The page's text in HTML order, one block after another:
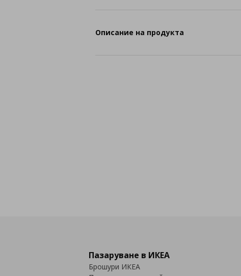
Описание на продукта
Пазаруване в ИКЕА
Брошури ИКЕА